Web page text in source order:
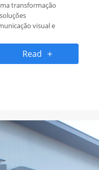
transformação
visual e
PVC
diversas
na feira
Read